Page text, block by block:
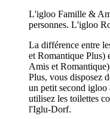
L'igloo Famille &
personnes. L'igloo
La différence entre
et Romantique Plus)
Amis et
Plus, vous disposez
un petit second igloo
utilisez les toilettes
l'Iglu-Dorf.